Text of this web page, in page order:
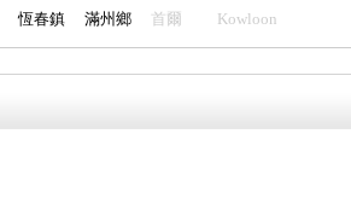
恆春鎮 滿州鄉 首爾 Kowloon